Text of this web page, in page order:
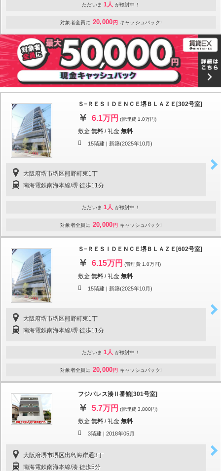
ただいま 1人 が検討中！
対象者全員に 20,000 円 キャッシュバック!
Ｓ−ＲＥＳＩＤＥＮＣＥ堺ＢＬＡＺＥ[302号室]
6.1万円 (管理費 1.0万円)
敷金 無料 /礼金 無料
15階建 | 新築(2025年10月)
大阪府堺市堺区熊野町東1丁
南海電鉄南海本線/堺 徒歩11分
ただいま 1人 が検討中！
対象者全員に 20,000 円 キャッシュバック!
Ｓ−ＲＥＳＩＤＥＮＣＥ堺ＢＬＡＺＥ[602号室]
6.15万円 (管理費 1.0万円)
敷金 無料 /礼金 無料
15階建 | 新築(2025年10月)
大阪府堺市堺区熊野町東1丁
南海電鉄南海本線/堺 徒歩11分
ただいま 1人 が検討中！
対象者全員に 20,000 円 キャッシュバック!
フジパレス湊Ⅱ番館[301号室]
5.7万円 (管理費 3,800円)
敷金 無料 /礼金 無料
3階建 | 2018年05月
大阪府堺市堺区出島海岸通3丁
南海電鉄南海本線/湊 徒歩5分